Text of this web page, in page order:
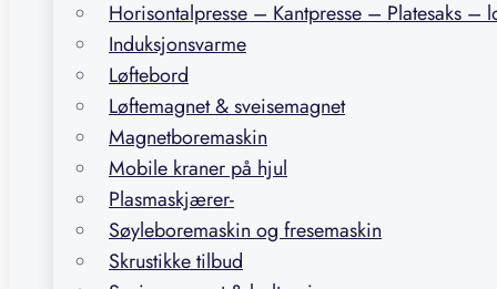
Horisontalpresse – Kantpresse – Platesaks –
Induksjonsvarme
Løftebord
Løftemagnet & sveisemagnet
Magnetboremaskin
Mobile kraner på hjul
Plasmaskjærer-
Søyleboremaskin og fresemaskin
Skrustikke tilbud